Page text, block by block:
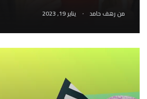
من رهف حامد . يناير 19, 2023